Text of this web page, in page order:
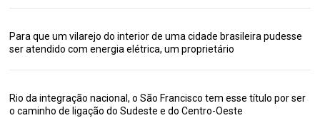
Para que um vilarejo do interior de uma cidade brasileira pudesse
ser atendido com energia elétrica, um proprietário
Rio da integração nacional, o São Francisco tem esse título por ser
o caminho de ligação do Sudeste e do Centro-Oeste